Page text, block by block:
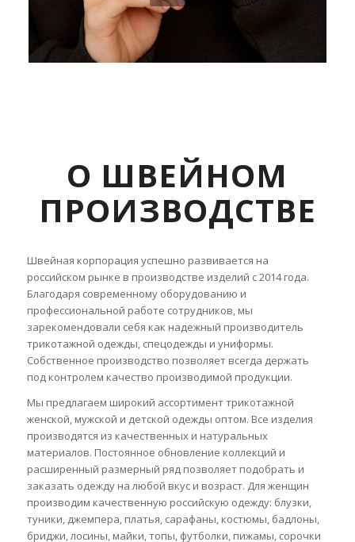
О ШВЕЙНОМ
ПРОИЗВОДСТВЕ
Швейная корпорация успешно развивается на
российском рынке в производстве изделий с 2014 года.
Благодаря современному оборудованию и
профессиональной работе сотрудников, мы
зарекомендовали себя как надежный производитель
трикотажной одежды, спецодежды и униформы.
Собственное производство позволяет всегда держать
под контролем качество производимой продукции.
Мы предлагаем широкий ассортимент трикотажной
женской, мужской и детской одежды оптом. Все изделия
производятся из качественных и натуральных
материалов. Постоянное обновление коллекций и
расширенный размерный ряд позволяет подобрать и
заказать одежду на любой вкус и возраст. Для женщин
производим качественную российскую одежду: блузки,
туники, джемпера, платья, сарафаны, костюмы, бадлоны,
бриджи, лосины, майки, топы, футболки, пижамы, сорочки